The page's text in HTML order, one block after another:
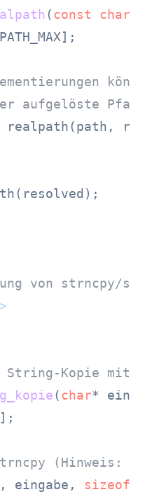
(const char
aufgelöste Pfad
von strncpy/
Kopie mit
(char*
];
(Hinweis:
eingabe, sizeof